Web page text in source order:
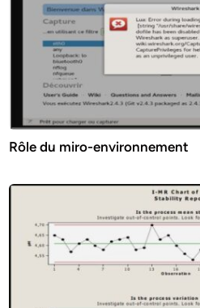
Rôle du miro-environnement